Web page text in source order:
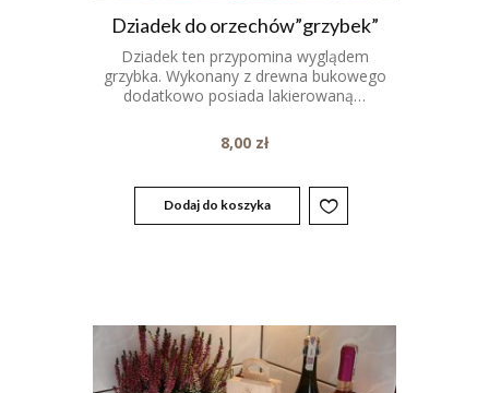
Dziadek do orzechów”grzybek”
Dziadek ten przypomina wyglądem
grzybka. Wykonany z drewna bukowego
dodatkowo posiada lakierowaną…
8,00 zł
Dodaj do koszyka